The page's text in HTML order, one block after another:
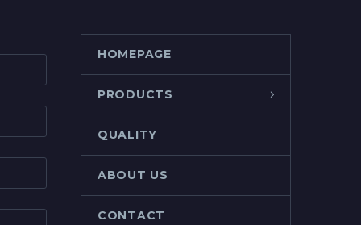
HOMEPAGE
PRODUCTS
QUALITY
ABOUT US
CONTACT